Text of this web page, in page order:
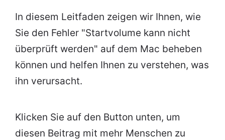
In diesem Leitfaden zeigen wir Ihnen, wie
Sie den Fehler "Startvolume kann nicht
überprüft werden" auf dem Mac beheben
können und helfen Ihnen zu verstehen, was
ihn verursacht.
Klicken Sie auf den Button unten, um
diesen Beitrag mit mehr Menschen zu